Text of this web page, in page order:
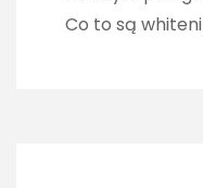
Co to są